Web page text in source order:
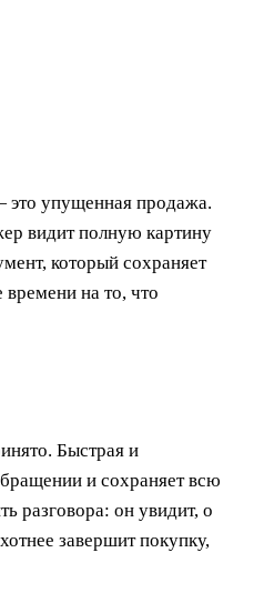
это упущенная продажа.
видит полную картину
который сохраняет
на то, что
Быстрая и
и сохраняет всю
разговора: он увидит, о
завершит покупку,